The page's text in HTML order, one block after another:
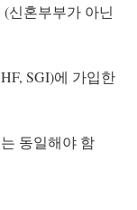
신혼부부가 아닌
SGI)에 가입한
동일해야 함